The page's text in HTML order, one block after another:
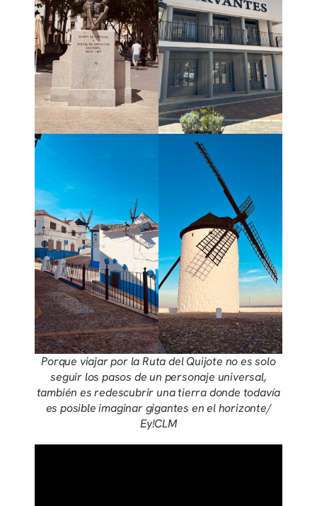
Porque viajar por la Ruta del Quijote no es solo
seguir los pasos de un personaje universal,
también es redescubrir una tierra donde todavía
es posible imaginar gigantes en el horizonte/
Ey!CLM